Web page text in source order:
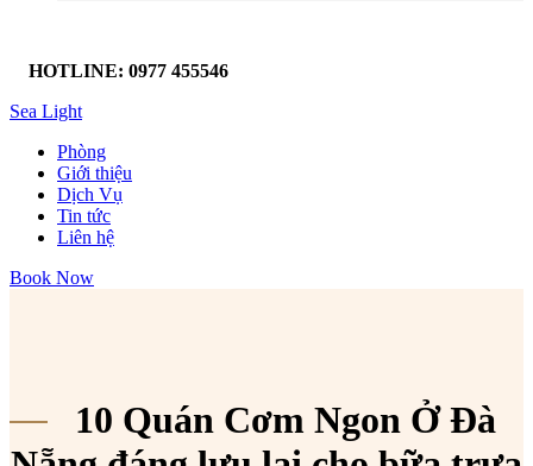
HOTLINE: 0977 455546
Sea Light
Phòng
Giới thiệu
Dịch Vụ
Tin tức
Liên hệ
Book Now
10 Quán Cơm Ngon Ở Đà